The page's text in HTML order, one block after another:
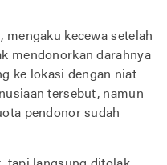
kecewa setelah
mendonorkan darahnya
ke lokasi dengan niat
tersebut, namun
pendonor sudah